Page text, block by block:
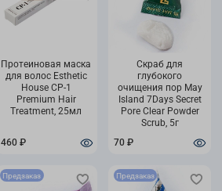
Протеиновая маска
для волос Esthetic
House CP-1
Premium Hair
Treatment, 25мл
460 ₽
Скраб для
глубокого
очищения пор May
Island 7Days Secret
Pore Clear Powder
Scrub, 5г
70 ₽
Предзаказ Предзаказ